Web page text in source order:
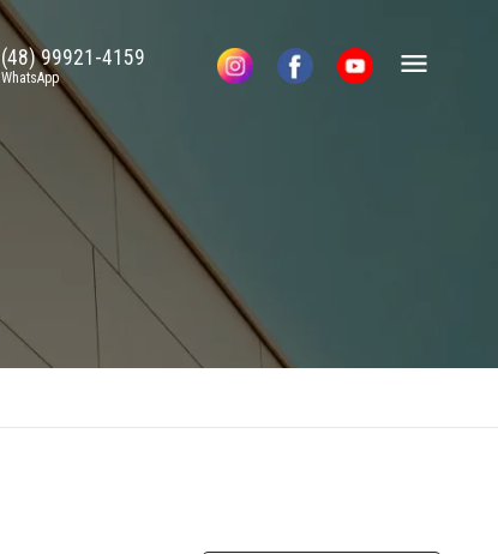
(48) 99921-4159
WhatsApp